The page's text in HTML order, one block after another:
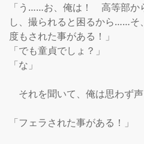
「う……お、俺は！　高等部
し、撮られると困るから……そ
度もされた事がある！」
「でも童貞でしょ？」
「な」
それを聞いて、俺は思わず声
「フェラされた事がある！」